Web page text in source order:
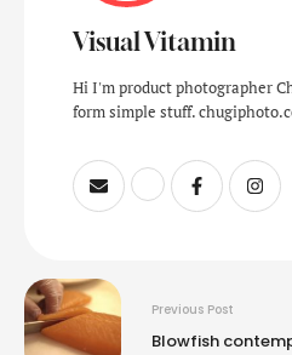
Visual Vitamin
Hi I'm product photographer
form simple stuff.
Previous Post
Blowfish